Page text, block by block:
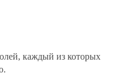
каждый из которых